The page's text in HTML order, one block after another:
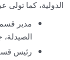
الدولية، كما
مدير قسم
الصيدلة،
رئيس قسم